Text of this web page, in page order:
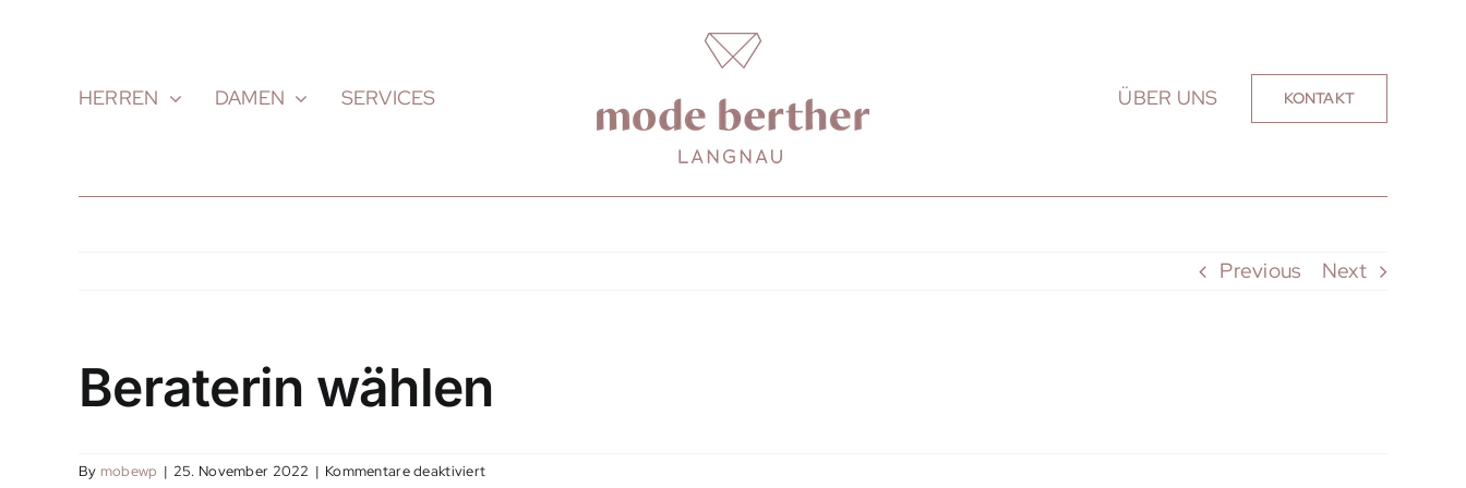
HERREN DAMEN SERVICES ÜBER UNS KONTAKT
Previous Next
Beraterin wählen
By mobewp | 25. November 2022 | Kommentare deaktiviertfür